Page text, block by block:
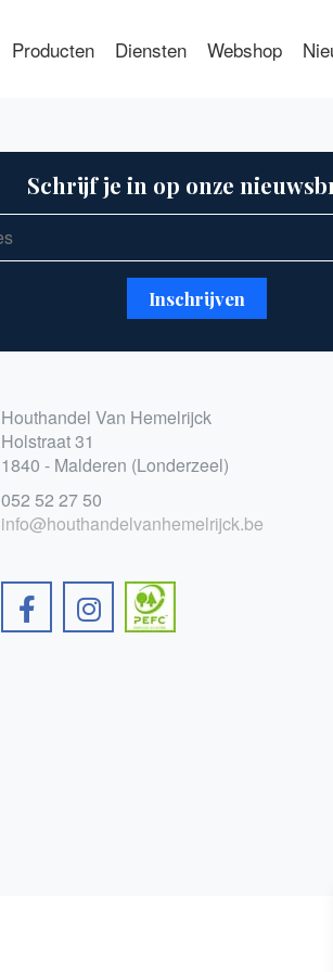
Producten Diensten Webshop
Schrijf je in op onze
Houthandel Van Hemelrijck
Holstraat 31
1840 - Malderen (Londerzeel)
052 52 27 50
info@houthandelvanhemelrijck.be